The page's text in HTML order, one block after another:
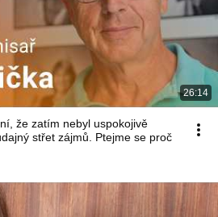
26:14
že zatím nebyl uspokojivě
střet zájmů. Ptejme se proč